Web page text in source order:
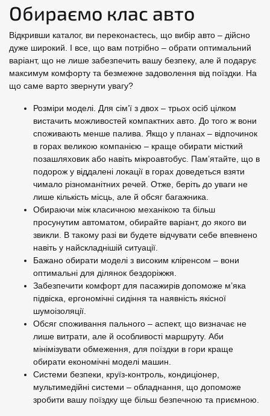
Обираємо клас авто
Відкривши каталог, ви переконаєтесь, що вибір авто – дійсно
дуже широкий. І все, що вам потрібно – обрати оптимальний
варіант, що не лише забезпечить вашу безпеку, але й подарує
максимум комфорту та безмежне задоволення від поїздки. На
що саме варто звернути увагу?
Розміри моделі. Для сім’ї з двох – трьох осіб цілком
вистачить можливостей компактних авто. До того ж вони
споживають менше палива. Якщо у планах – відпочинок
в горах великою компанією – краще обирати місткий
позашляховик або навіть мікроавтобус. Пам’ятайте, що в
подорож у віддалені локації в горах доведеться взяти
чимало різноманітних речей. Отже, беріть до уваги не
лише кількість місць, але й обсяг багажника.
Обираючи між класичною механікою та більш
просунутим автоматом, обирайте варіант, до якого ви
звикли. В такому разі ви будете відчувати себе впевнено
навіть у найскладнішій ситуації.
Бажано обирати моделі з високим кліренсом – вони
оптимальні для ділянок бездоріжжя.
Забезпечити комфорт для пасажирів допоможе м’яка
підвіска, ергономічні сидіння та наявність якісної
шумоізоляції.
Обсяг споживання пального – аспект, що визначає не
лише витрати, але й особливості маршруту. Аби
мінімізувати обмеження, для поїздки в гори краще
обирати економічні моделі машин.
Системи безпеки, круїз-контроль, кондиціонер,
мультимедійні системи – обладнання, що допоможе
зробити вашу поїздку ще більш безпечною та приємною.